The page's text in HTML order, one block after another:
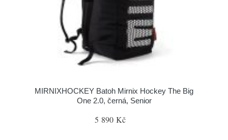
MIRNIXHOCKEY Batoh Mirnix Hockey The Big
One 2.0, černá, Senior
5 890 Kč